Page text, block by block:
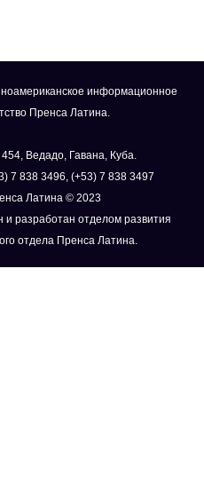
информационное
Пренса Латина.
Ведадо, Гавана, Куба.
7 838 3496, (+53) 7 838 3497
Латина © 2023
и разработан отделом развития
отдела Пренса Латина.